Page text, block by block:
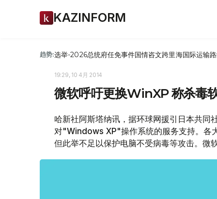
KAZINFORM
趋势:选举-2026总统府任免事件国情咨文跨里海国际运输
19:29, 10 4月 2014
微软呼吁更换WinXP 称杀毒
哈新社阿斯塔纳讯，据环球网援引日本共
对"Windows XP"操作系统的服务支持。各
但此举不足以保护电脑不受病毒等攻击。微